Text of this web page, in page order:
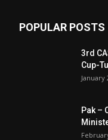
POPULAR POSTS
3rd
Cup-
January
Pak –